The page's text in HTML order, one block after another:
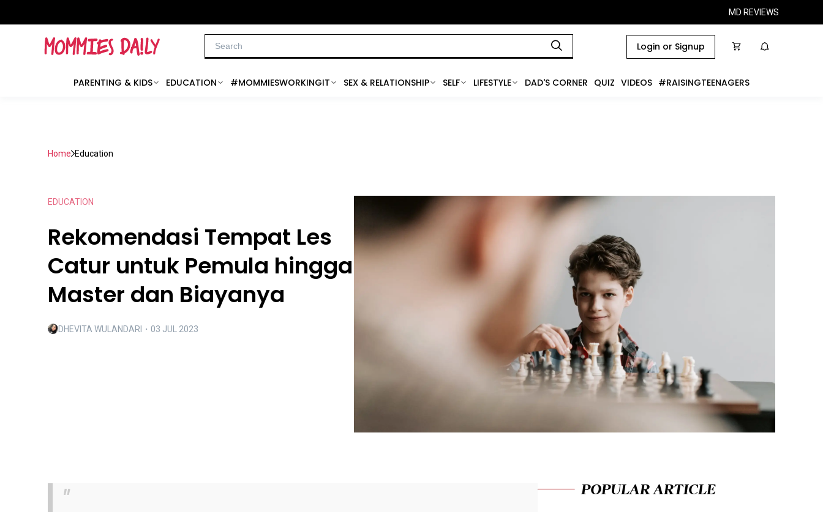
MD REVIEWS
Login or Signup
PARENTING & KIDS EDUCATION #MOMMIESWORKINGIT SEX & RELATIONSHIP SELF LIFESTYLE DAD'S CORNER QUIZ VIDEOS #RAISINGTEENAGERS
Home Education
EDUCATION
Rekomendasi Tempat Les
Catur untuk Pemula hingga
Master dan Biayanya
DHEVITA WULANDARI ・ 03 JUL 2023
POPULAR ARTICLE